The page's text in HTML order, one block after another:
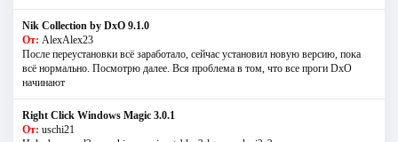
Nik Collection by DxO 9.1.0
От: AlexAlex23
После переустановки всё заработало, сейчас установил новую версию, пока
всё нормально. Посмотрю далее. Вся проблема в том, что все проги DxO
начинают
Right Click Windows Magic 3.0.1
От: uschi21